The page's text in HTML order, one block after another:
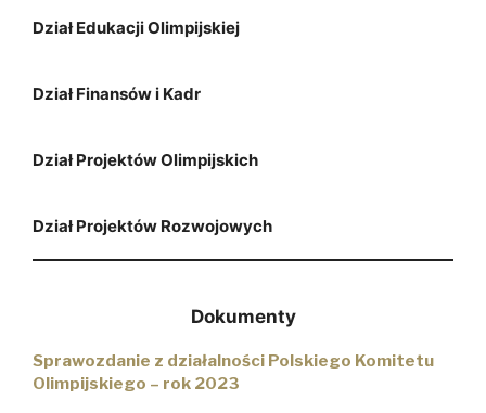
Dział Edukacji Olimpijskiej
Dział Finansów i Kadr
Dział Projektów Olimpijskich
Dział Projektów Rozwojowych
Dokumenty
Sprawozdanie z działalności Polskiego Komitetu
Olimpijskiego – rok 2023